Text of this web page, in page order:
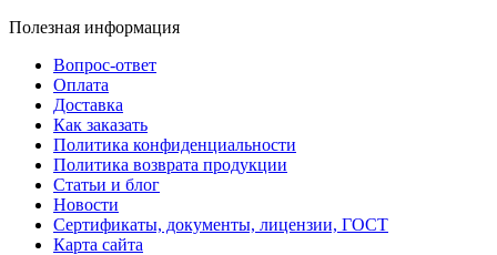
Полезная информация
Вопрос-ответ
Оплата
Доставка
Как заказать
Политика конфиденциальности
Политика возврата продукции
Статьи и блог
Новости
Сертификаты, документы, лицензии, ГОСТ
Карта сайта